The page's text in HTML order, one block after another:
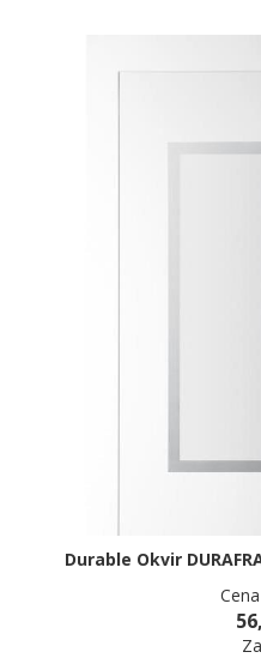
Durable Okvir